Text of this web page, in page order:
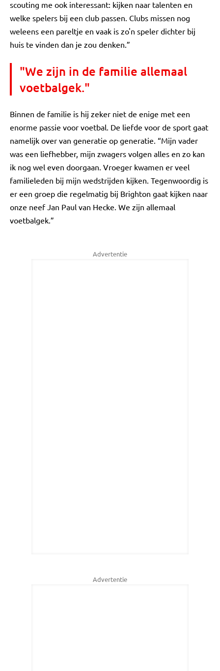
scouting me ook interessant: kijken naar talenten en
welke spelers bij een club passen. Clubs missen nog
weleens een pareltje en vaak is zo'n speler dichter bij
huis te vinden dan je zou denken.”
"We zijn in de familie allemaal
voetbalgek."
Binnen de familie is hij zeker niet de enige met een
enorme passie voor voetbal. De liefde voor de sport gaat
namelijk over van generatie op generatie. “Mijn vader
was een liefhebber, mijn zwagers volgen alles en zo kan
ik nog wel even doorgaan. Vroeger kwamen er veel
familieleden bij mijn wedstrijden kijken. Tegenwoordig is
er een groep die regelmatig bij Brighton gaat kijken naar
onze neef Jan Paul van Hecke. We zijn allemaal
voetbalgek.”
Advertentie
Advertentie